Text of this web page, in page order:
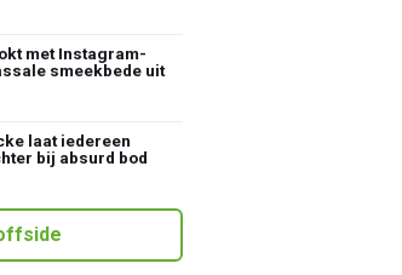
met Instagram-
smeekbede uit
laat iedereen
bij absurd bod